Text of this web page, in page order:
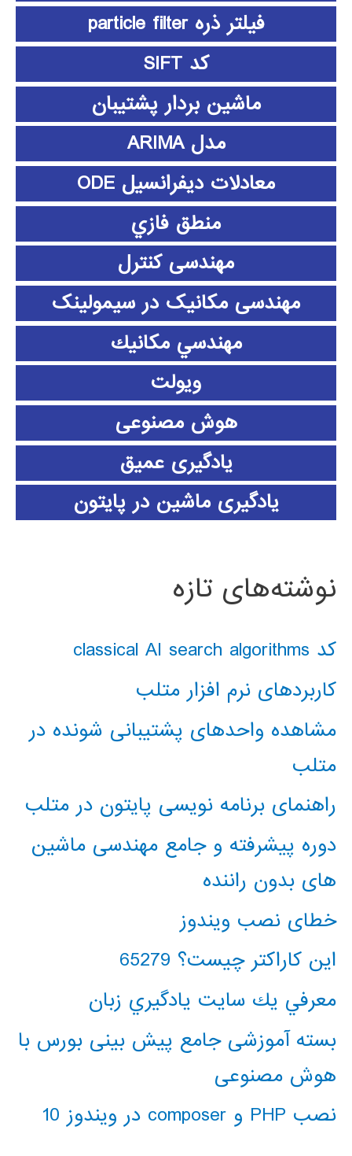
فیلتر ذره particle filter
کد SIFT
ماشین بردار پشتیبان
مدل ARIMA
معادلات دیفرانسیل ODE
منطق فازي
مهندسی کنترل
مهندسی مکانیک در سیمولینک
مهندسي مكانيك
ویولت
هوش مصنوعی
یادگیری عمیق
یادگیری ماشین در پایتون
نوشته‌های تازه
کد classical AI search algorithms
کاربردهای نرم افزار متلب
مشاهده واحدهای پشتیبانی شونده در
متلب
راهنمای برنامه نویسی پایتون در متلب
دوره پیشرفته و جامع مهندسی ماشین
های بدون راننده
خطای نصب ویندوز
این کاراکتر چیست؟ 65279
معرفي يك سايت يادگيري زبان
بسته آموزشی جامع پیش بینی بورس با
هوش مصنوعی
نصب PHP و composer در ویندوز 10